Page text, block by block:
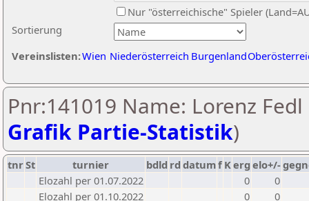
Sortierung
Nur "österreichische" Spieler
Vereinslisten:Wien Niederösterreich Burgenland
Pnr:141019 Name: Lorenz Fedl
Grafik Partie-Statistik)
tnrSt turnier bdld rd datumf Kerg elo+/-
Elozahl per 01.07.2022
0
0
Elozahl per 01.10.2022
0
0